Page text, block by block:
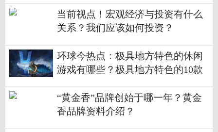
当前视点！宏观经济与投资有什么
关系？我们应该如何投资？
环球今热点：极具地方特色的休闲
游戏有哪些？极具地方特色的10款
“黄金香”品牌创始于哪一年？黄金
香品牌资料介绍？